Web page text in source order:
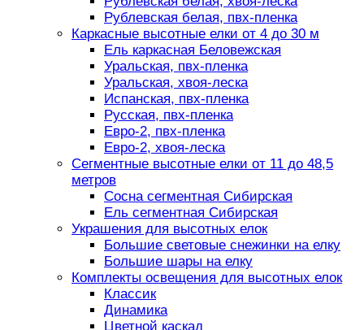
Рублевская белая, пвх-пленка
Каркасные высотные елки от 4 до 30 м
Ель каркасная Беловежская
Уральская, пвх-пленка
Уральская, хвоя-леска
Испанская, пвх-пленка
Русская, пвх-пленка
Евро-2, пвх-пленка
Евро-2, хвоя-леска
Сегментные высотные елки от 11 до 48,5
метров
Сосна сегментная Сибирская
Ель сегментная Сибирская
Украшения для высотных елок
Большие световые снежинки на елку
Большие шары на елку
Комплекты освещения для высотных елок
Классик
Динамика
Цветной каскад